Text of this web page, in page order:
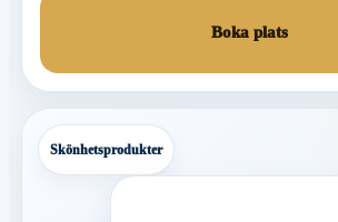
Boka plats
Skönhetsprodukter